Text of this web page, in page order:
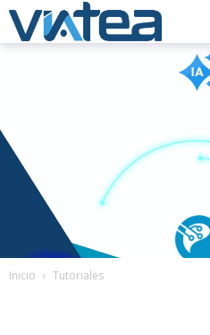
Inicio Tutoriales